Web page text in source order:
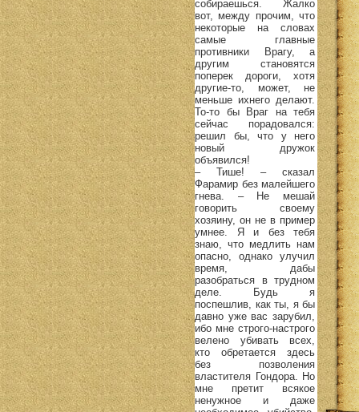
собираешься. Жалко
вот, между прочим, что
некоторые на словах
самые главные
противники Врагу, а
другим становятся
поперек дороги, хотя
другие-то, может, не
меньше ихнего делают.
То-то бы Враг на тебя
сейчас порадовался:
решил бы, что у него
новый дружок
объявился!
– Тише! – сказал
Фарамир без малейшего
гнева. – Не мешай
говорить своему
хозяину, он не в пример
умнее. Я и без тебя
знаю, что медлить нам
опасно, однако улучил
время, дабы
разобраться в трудном
деле. Будь я
поспешлив, как ты, я бы
давно уже вас зарубил,
ибо мне строго-настрого
велено убивать всех,
кто обретается здесь
без позволения
властителя Гондора. Но
мне претит всякое
ненужное и даже